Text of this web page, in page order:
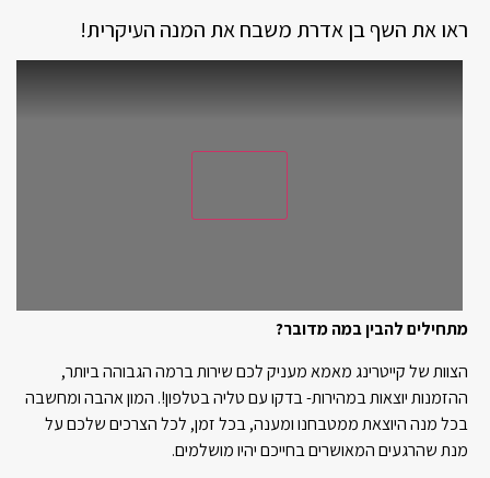
ראו את השף בן אדרת משבח את המנה העיקרית!
מתחילים להבין במה מדובר?
הצוות של קייטרינג מאמא מעניק לכם שירות ברמה הגבוהה ביותר,
ההזמנות יוצאות במהירות- בדקו עם טליה בטלפון!. המון אהבה ומחשבה
בכל מנה היוצאת ממטבחנו ומענה, בכל זמן, לכל הצרכים שלכם על
מנת שהרגעים המאושרים בחייכם יהיו מושלמים.